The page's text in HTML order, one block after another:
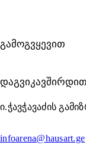
ᲒᲐᲛᲝᲒᲕᲧᲔᲕᲘᲗ
ᲓᲐᲒᲕᲘᲙᲐᲕᲨᲘᲠᲓᲘᲗ
ი.ჭავჭავაძის
infoarena@hausart.ge